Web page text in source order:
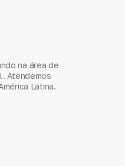
na área de
Atendemos
Latina.